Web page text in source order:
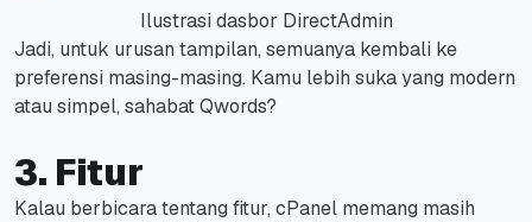
Ilustrasi dasbor DirectAdmin
Jadi, untuk urusan tampilan, semuanya kembali ke
preferensi masing-masing. Kamu lebih suka yang modern
atau simpel, sahabat Qwords?
3. Fitur
Kalau berbicara tentang fitur, cPanel memang masih